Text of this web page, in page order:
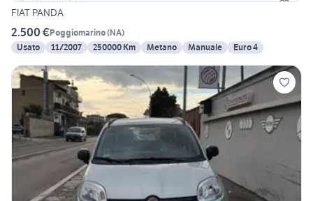
FIAT PANDA
2.500 €Poggiomarino(NA)
Usato
11/2007 250000 Km Metano Manuale Euro 4